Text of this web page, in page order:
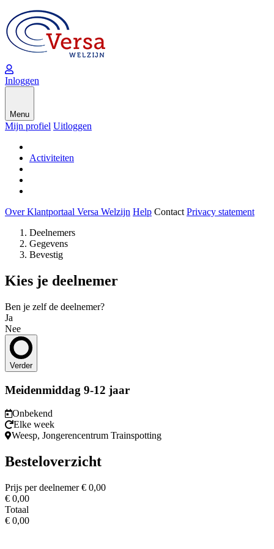
Inloggen
Menu
Mijn profiel Uitloggen
Activiteiten
Over Klantportaal Versa Welzijn Help Contact Privacy statement
Deelnemers
Gegevens
Bevestig
Kies je deelnemer
Ben je zelf de deelnemer?
Ja
Nee
Verder
Meidenmiddag 9-12 jaar
Onbekend
Elke week
Weesp, Jongerencentrum Trainspotting
Besteloverzicht
Prijs per deelnemer € 0,00
€ 0,00
Totaal
€ 0,00